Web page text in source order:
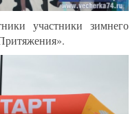
участники зимнего